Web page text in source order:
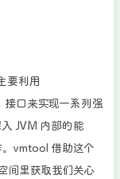
要利用
接口来实现一系列强
JVM 内部的能
。vmtool 借助这个
间里获取我们关心